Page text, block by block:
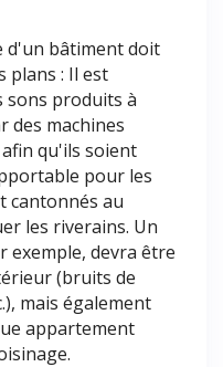
d'un bâtiment doit
plans : Il est
sons produits à
des machines
qu'ils soient
pour les
cantonnés au
les riverains. Un
exemple, devra être
(bruits de
mais également
appartement